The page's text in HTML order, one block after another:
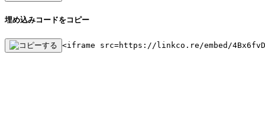
埋め込みコードをコピー
<iframe src=https://linkco.re/embed/